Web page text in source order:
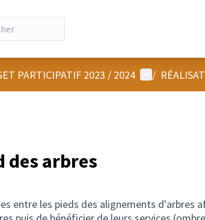
PARTICIPATIF 2023 / 2024 Menu
/
des arbres
entre les pieds des alignements d'arbres